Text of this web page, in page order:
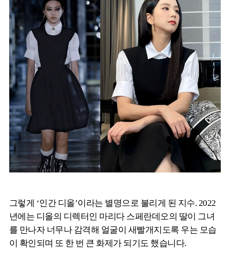
그렇게 ‘인간 디올’이라는 별명으로 불리게 된 지수. 2022
년에는 디올의 디렉터인 마리다 스페란데오의 딸이 그녀
를 만나자 너무나 감격해 얼굴이 새빨개지도록 우는 모습
이 확인되며 또 한 번 큰 화제가 되기도 했습니다.